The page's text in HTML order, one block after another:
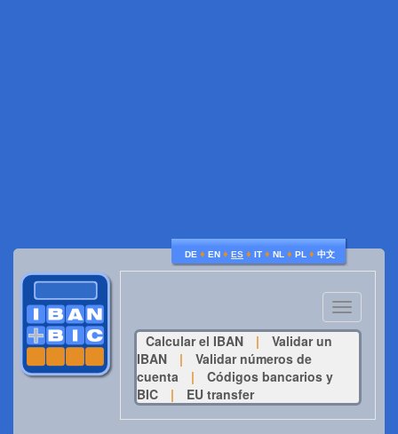
DE ♦ EN ♦ ES ♦ IT ♦ NL ♦ PL ♦ 中文
Toggle
navigation
Calcular el IBAN
|
Validar un
IBAN
|
Validar números de
cuenta
|
Códigos bancarios y
BIC
| EU transfer